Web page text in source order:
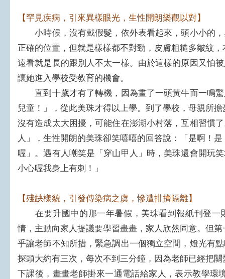
【罕見疾病，引來異樣眼光，生性開朗樂觀以對】
小時候，沒有戴假髮，依外表看起來，頭小小的，
正確的位置，但就是樣樣都不對勁，皮膚粗糙多皺紋
遠看就是長的跟別人不太一樣。由於這樣的原因又怕
讓她進入學校受教育的機會。
直到十歲才有了轉機，因為畫了一頭黃牛而一鳴驚
兒童！」，從此美珠才得以上學。到了學校，母親所
沒有造成太大困擾，可能住在澎湖小村落，互相習慣
人」，生性開朗的美珠卻笑嘻嘻的回答說：「是啊！
喔」。遇有人嘲笑是「穿山甲人」時，美珠還會開玩
小心喔我身上有刺！」
【殘缺樣貌，引發傳染病之虞，慘遭排擠隔離】
在要升國中的那一年暑假，美珠看到報紙刊登一
情，主動向家人提議要學習畫畫，家人欣然同意。但
乎讓老師不知所措，緊急調出一個獨立空間，燈光有
探頭大約有三次，每次不到三分鐘，因為老師已經把
下課後，畫畫老師掛來一通電話給家人，表示教學環